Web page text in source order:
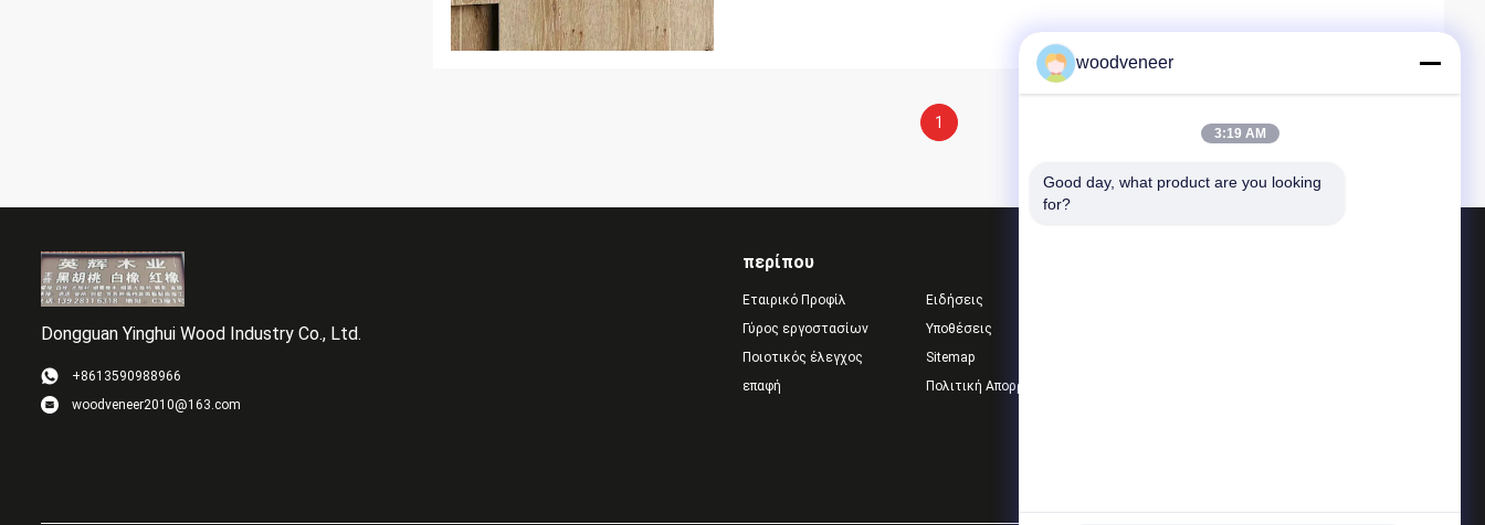
1
Dongguan Yinghui Wood Industry Co., Ltd.
+8613590988966
woodveneer2010@163.com
περίπου
Εταιρικό Προφίλ
Γύρος εργοστασίων
Ποιοτικός έλεγχος
επαφή
Ειδήσεις
Υποθέσεις
Sitemap
Πολιτική Απορρήτου
woodveneer
3:19 AM
Good day, what product are you looking
for?